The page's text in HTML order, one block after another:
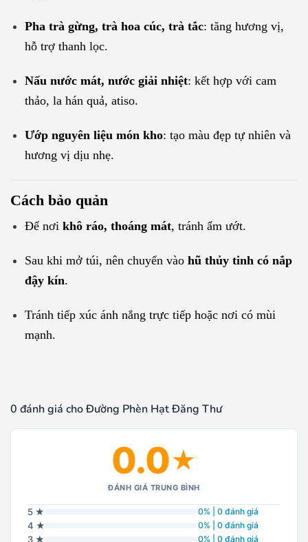
Pha trà gừng, trà hoa cúc, trà tắc: tăng hương vị,
hỗ trợ thanh lọc.
Nấu nước mát, nước giải nhiệt: kết hợp với cam
thảo, la hán quả, atiso.
Ướp nguyên liệu món kho: tạo màu đẹp tự nhiên và
hương vị dịu nhẹ.
Cách bảo quản
Để nơi khô ráo, thoáng mát, tránh ẩm ướt.
Sau khi mở túi, nên chuyển vào hũ thủy tinh có nắp
đậy kín.
Tránh tiếp xúc ánh nắng trực tiếp hoặc nơi có mùi
mạnh.
0 đánh giá cho Đường Phèn Hạt Đăng Thư
0.0★
ĐÁNH GIÁ TRUNG BÌNH
5 ★ 0% | 0 đánh giá
4 ★ 0% | 0 đánh giá
3 ★ 0% | 0 đánh giá